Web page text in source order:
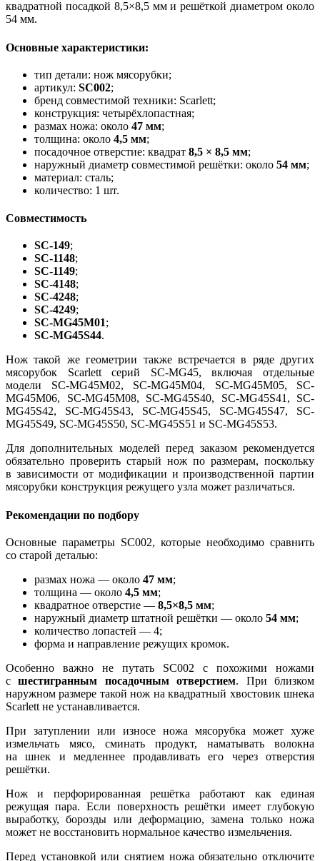
квадратной посадкой 8,5×8,5 мм и решёткой диаметром около
54 мм.
Основные характеристики:
тип детали: нож мясорубки;
артикул: SC002;
бренд совместимой техники: Scarlett;
конструкция: четырёхлопастная;
размах ножа: около 47 мм;
толщина: около 4,5 мм;
посадочное отверстие: квадрат 8,5 × 8,5 мм;
наружный диаметр совместимой решётки: около 54 мм;
материал: сталь;
количество: 1 шт.
Совместимость
SC-149;
SC-1148;
SC-1149;
SC-4148;
SC-4248;
SC-4249;
SC-MG45M01;
SC-MG45S44.
Нож такой же геометрии также встречается в ряде других
мясорубок Scarlett серий SC-MG45, включая отдельные
модели SC-MG45M02, SC-MG45M04, SC-MG45M05, SC-
MG45M06, SC-MG45M08, SC-MG45S40, SC-MG45S41, SC-
MG45S42, SC-MG45S43, SC-MG45S45, SC-MG45S47, SC-
MG45S49, SC-MG45S50, SC-MG45S51 и SC-MG45S53.
Для дополнительных моделей перед заказом рекомендуется
обязательно проверить старый нож по размерам, поскольку
в зависимости от модификации и производственной партии
мясорубки конструкция режущего узла может различаться.
Рекомендации по подбору
Основные параметры SC002, которые необходимо сравнить
со старой деталью:
размах ножа — около 47 мм;
толщина — около 4,5 мм;
квадратное отверстие — 8,5×8,5 мм;
наружный диаметр штатной решётки — около 54 мм;
количество лопастей — 4;
форма и направление режущих кромок.
Особенно важно не путать SC002 с похожими ножами
сшестигранным посадочным отверстием. При близком
наружном размере такой нож на квадратный хвостовик шнека
Scarlett не устанавливается.
При затуплении или износе ножа мясорубка может хуже
измельчать мясо, сминать продукт, наматывать волокна
на шнек и медленнее продавливать его через отверстия
решётки.
Нож и перфорированная решётка работают как единая
режущая пара. Если поверхность решётки имеет глубокую
выработку, борозды или деформацию, замена только ножа
может не восстановить нормальное качество измельчения.
Перед установкой или снятием ножа обязательно отключите